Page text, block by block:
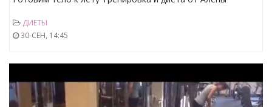
ДИЕТЫ
30-СЕН, 14:45